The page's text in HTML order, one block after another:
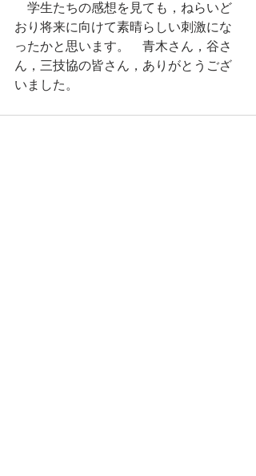
学生たちの感想を見ても，ねらいど
おり将来に向けて素晴らしい刺激にな
ったかと思います。　青木さん，谷さ
ん，三技協の皆さん，ありがとうござ
いました。